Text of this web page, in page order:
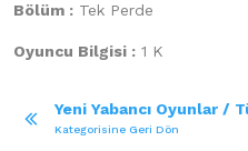
Bölüm : Tek Perde
Oyuncu Bilgisi : 1 K
Yeni Yabancı Oyunlar /
Kategorisine Geri Dön